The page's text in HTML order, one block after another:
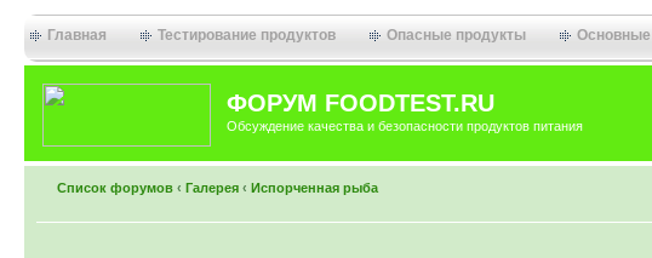
Главная Тестирование продуктов Опасные продукты
ФОРУМ FOODTEST.RU
Обсуждение качества и безопасности продуктов питания
Список форумов ‹ Галерея ‹ Испорченная рыба